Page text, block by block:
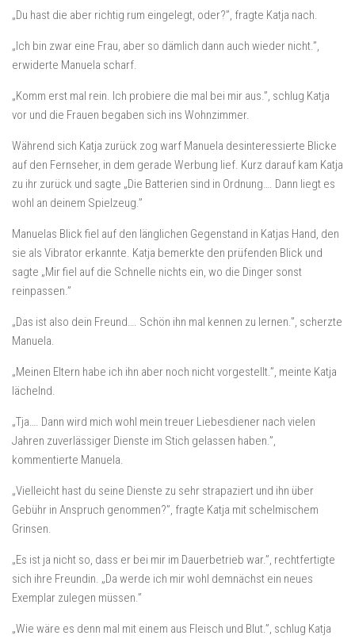
„Du hast die aber richtig rum eingelegt, oder?”, fragte Katja nach.
„Ich bin zwar eine Frau, aber so dämlich dann auch wieder nicht.”,
erwiderte Manuela scharf.
„Komm erst mal rein. Ich probiere die mal bei mir aus.”, schlug Katja
vor und die Frauen begaben sich ins Wohnzimmer.
Während sich Katja zurück zog warf Manuela desinteressierte Blicke
auf den Fernseher, in dem gerade Werbung lief. Kurz darauf kam Katja
zu ihr zurück und sagte „Die Batterien sind in Ordnung…. Dann liegt es
wohl an deinem Spielzeug.”
Manuelas Blick fiel auf den länglichen Gegenstand in Katjas Hand, den
sie als Vibrator erkannte. Katja bemerkte den prüfenden Blick und
sagte „Mir fiel auf die Schnelle nichts ein, wo die Dinger sonst
reinpassen.”
„Das ist also dein Freund…. Schön ihn mal kennen zu lernen.”, scherzte
Manuela.
„Meinen Eltern habe ich ihn aber noch nicht vorgestellt.”, meinte Katja
lächelnd.
„Tja…. Dann wird mich wohl mein treuer Liebesdiener nach vielen
Jahren zuverlässiger Dienste im Stich gelassen haben.”,
kommentierte Manuela.
„Vielleicht hast du seine Dienste zu sehr strapaziert und ihn über
Gebühr in Anspruch genommen?”, fragte Katja mit schelmischem
Grinsen.
„Es ist ja nicht so, dass er bei mir im Dauerbetrieb war.”, rechtfertigte
sich ihre Freundin. „Da werde ich mir wohl demnächst ein neues
Exemplar zulegen müssen.”
„Wie wäre es denn mal mit einem aus Fleisch und Blut.”, schlug Katja